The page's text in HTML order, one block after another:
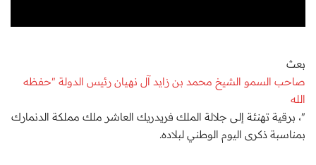
بعث
صاحب السمو الشيخ محمد بن زايد آل نهيان رئيس الدولة "حفظه
الله
"، برقية تهنئة إلى جلالة الملك فريدريك العاشر ملك مملكة الدنمارك
بمناسبة ذكرى اليوم الوطني لبلاده.